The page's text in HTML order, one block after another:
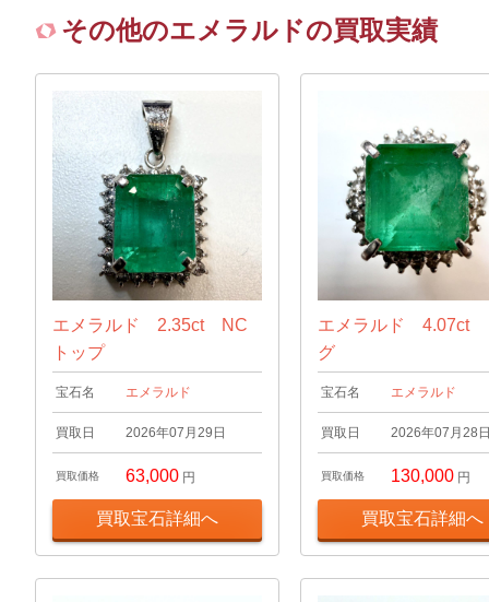
その他のエメラルドの買取実績
エメラルド 2.35ct NC
トップ
宝石名 エメラルド
買取日 2026年07月29日
買取価格 63,000 円
買取宝石詳細へ
エメラルド 4.07ct
グ
宝石名 エメラルド
買取日 2026年07月28
買取価格 130,000 円
買取宝石詳細へ